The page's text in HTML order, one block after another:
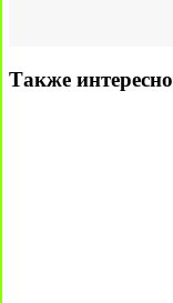
Также интересно